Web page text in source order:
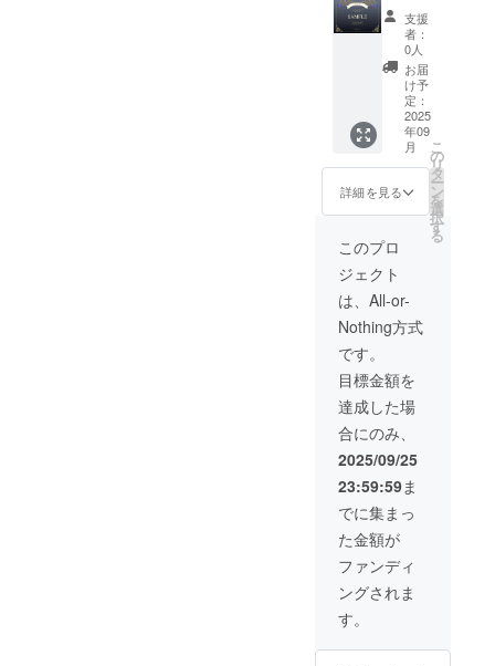
をお書
きくだ
さい
(会社
名・ハ
ンドル
ネーム
でも
可)。
ご支援
の順番
がその
まま掲
載順に
なりま
す(上位
枠内)。
掲載
不要の
不要」
とお書
きくだ
さい。
※備考欄
に通話
希望日
時をお
書きく
ださ
い。
9月26日
より全
調整い
アクリ
ルキー
ホル
ダーサ
イズ：
縦4x横
1.7x厚
0.3(cm)
Tシャツ
サイ
ズ：メ
ンズS・
M・L、
レ
ディー
スM・L
※備考欄
に掲載
をお書
きくだ
さい
(会社
名・ハ
ンドル
ネーム
でも
可)。
ご支援
の順番
がその
まま掲
す(上位
ナー掲
載(サー
ビス存
続の限
り)■ ■オ
ンライ
ン通話
(2時
間)■ ア
クリル
キーホ
ル
ダー・T
シャツ
が不要
の方は
こちら
のライ
トプラ
くださ
い。 住
所・氏
名の記
入が不
要にな
り、 お
値段も
気持ち
ばかり
お安く
させて
いただ
す。 デ
ター】
■御礼の
メッ
セージ■
■デジタ
ル支援
証明書
(ブラッ
ク)■ ■オ
リジナ
ルAIデ
ザイン
アクリ
ルキー
ホル
ダー(1
個)■ ■オ
リジナ
ルAIデ
(1枚)■ ■
公式サ
イトお
名前ク
レジッ
ト(サー
ビス存
続の限
り)■ ■公
式サイ
トバ
ナー掲
載(サー
り)■ ■オ
支援
者：
0人
お届
け予
定：
2025
年09
月
詳細を見る
こ
の
リ
タ
ー
ン
を
選
択
す
る
このプロ
ジェクト
は、All-or-
Nothing方式
です。
目標金額を
達成した場
合にのみ、
2025/09/25
23:59:59ま
でに集まっ
た金額が
ファンディ
ングされま
す。